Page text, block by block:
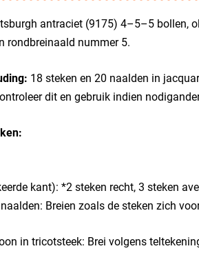
antraciet (9175) 4–5–5 bollen,
rondbreinaald nummer 5.
18 steken en 20 naalden in
dit en gebruik indien
kant): *2 steken recht, 3 steken
Breien zoals de steken zich
in tricotsteek: Brei volgens